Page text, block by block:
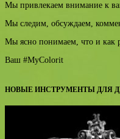
Мы привлекаем внимание к
Мы следим, обсуждаем,
Мы ясно понимаем, что и как
Ваш #MyColorit
НОВЫЕ ИНСТРУМЕНТЫ ДЛЯ